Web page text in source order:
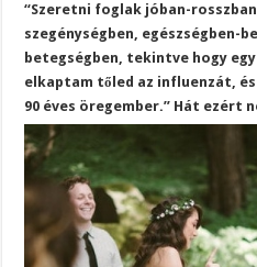
“Szeretni foglak jóban-
szegénységben, egészségben-
betegségben, tekintve hogy
elkaptam tőled az influenzát,
90 éves öregember.” Hát ezért